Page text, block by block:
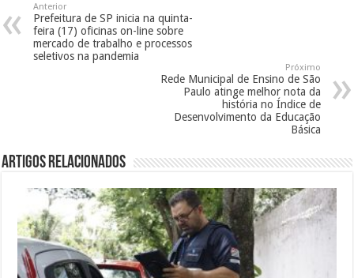
Anterior
Prefeitura de SP inicia na quinta-
feira (17) oficinas on-line sobre
mercado de trabalho e processos
seletivos na pandemia
Próximo
Rede Municipal de Ensino de São
Paulo atinge melhor nota da
história no Índice de
Desenvolvimento da Educação
Básica
Artigos Relacionados